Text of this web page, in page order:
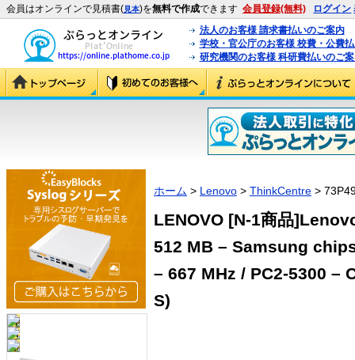
会員はオンラインで見積書(見本)を無料で作成できます 会員登録(無料) ログイン
法人のお客様 請求書払いのご案内
学校・官公庁のお客様 校費・公費
研究機関のお客様 科研費払いのご
ホーム > Lenovo > ThinkCentre >
LENOVO [N-1商品
512 MB – Samsung
– 667 MHz / PC2-5300 –
S)